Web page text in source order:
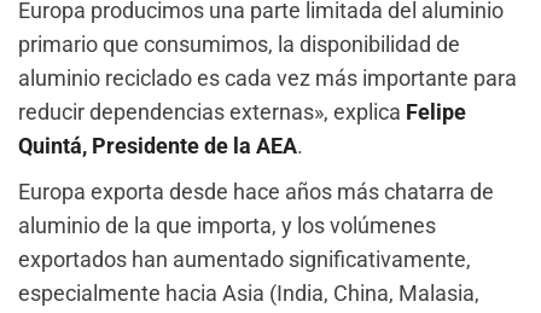
Europa producimos una parte limitada del aluminio
primario que consumimos, la disponibilidad de
aluminio reciclado es cada vez más importante para
reducir dependencias externas», explica Felipe
Quintá, Presidente de la AEA.
Europa exporta desde hace años más chatarra de
aluminio de la que importa, y los volúmenes
exportados han aumentado significativamente,
especialmente hacia Asia (India, China, Malasia,